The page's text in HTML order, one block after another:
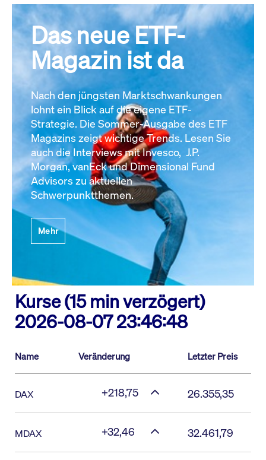
Das neue ETF-
Magazin ist da
Nach den jüngsten Marktschwankungen
lohnt ein Blick auf die eigene ETF-
Strategie. Die Sommer-Ausgabe des ETF
Magazins zeigt wichtige Trends. Lesen Sie
auch die Interviews mit Invesco, J.P.
Morgan, vanEck und Dimensional Fund
Advisors zu aktuellen
Schwerpunktthemen.
Mehr
Kurse (15 min verzögert)
2026-08-07 23:46:48
Name Veränderung Letzter Preis
DAX +218,75 26.355,35
MDAX +32,46 32.461,79